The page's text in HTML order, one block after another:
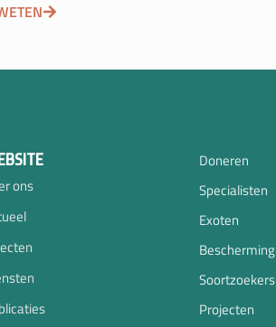
ons
Doneren
Specialisten
Exoten
Bescherming
Soortzoekers
Projecten